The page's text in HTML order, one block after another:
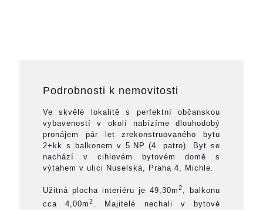
Podrobnosti k nemovitosti
Ve skvělé lokalitě s perfektní občanskou
vybaveností v okolí nabízíme dlouhodobý
pronájem pár let zrekonstruovaného bytu
2+kk s balkonem v 5.NP (4. patro). Byt se
nachází v cihlovém bytovém domě s
výtahem v ulici Nuselská, Praha 4, Michle.
Užitná plocha interiéru je 49,30m2, balkonu
cca 4,00m2. Majitelé nechali v bytové